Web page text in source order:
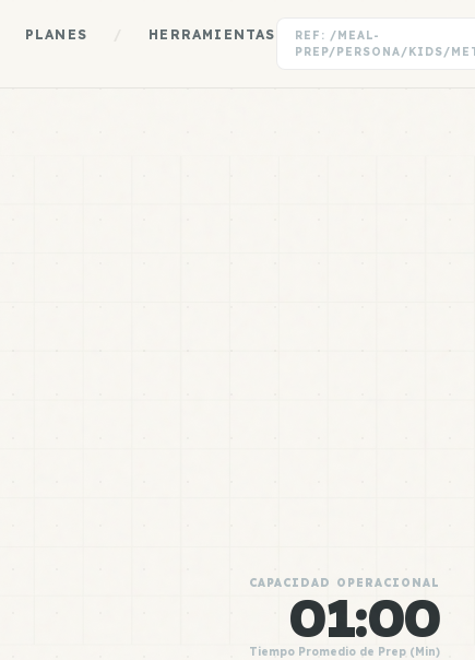
PLANES HERRAMIENTAS
REF: /MEAL-
PREP/PERSONA/KIDS/
CAPACIDAD OPERACIONAL
01:00
Tiempo Promedio de Prep (Min)